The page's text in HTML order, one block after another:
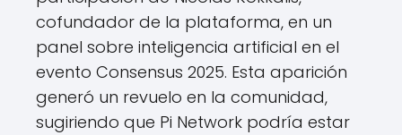
cofundador de la plataforma, en un
panel sobre inteligencia artificial en el
evento Consensus 2025. Esta aparición
generó un revuelo en la comunidad,
sugiriendo que Pi Network podría estar